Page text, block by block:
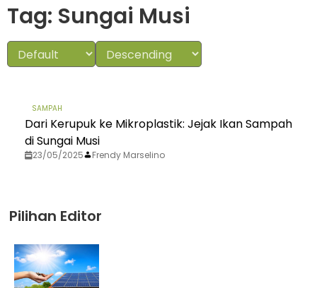
Tag: Sungai Musi
SAMPAH
Dari Kerupuk ke Mikroplastik: Jejak Ikan Sampah
di Sungai Musi
23/05/2025 Frendy Marselino
Pilihan Editor